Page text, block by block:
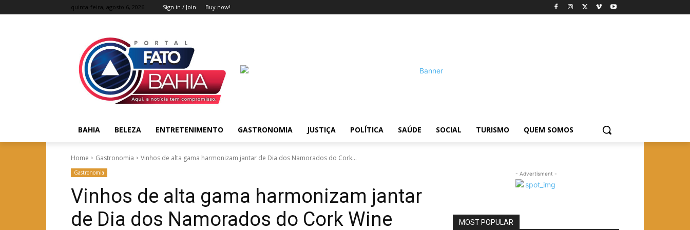
quinta-feira, agosto 6, 2026 Sign in / Join Buy now!
BAHIA BELEZA ENTRETENIMENTO GASTRONOMIA JUSTIÇA POLÍTICA SAÚDE SOCIAL TURISMO QUEM SOMOS
Home Gastronomia Vinhos de alta gama harmonizam jantar de Dia dos Namorados do Cork...
Gastronomia
Vinhos de alta gama harmonizam jantar
de Dia dos Namorados do Cork Wine
- Advertisment -
MOST POPULAR